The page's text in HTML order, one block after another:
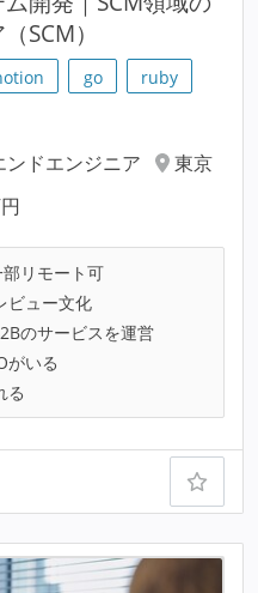
SCM）
go
ruby
ンドエンジニア
東京
リモート可
ビュー文化
のサービスを運営
がいる
る